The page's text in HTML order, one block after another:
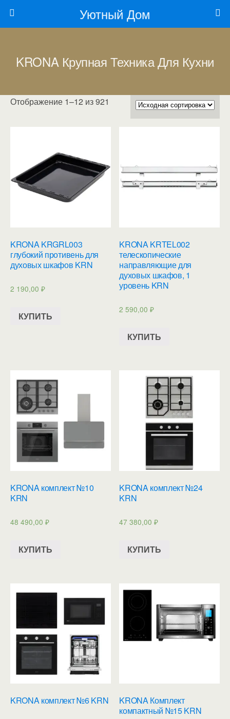
Уютный Дом
KRONA Крупная Техника Для Кухни
Отображение 1–12 из 921
KRONA KRGRL003
глубокий противень для
духовых шкафов KRN
2 190,00 ₽
КУПИТЬ
KRONA KRTEL002
телескопические
направляющие для
духовых шкафов, 1
уровень KRN
2 590,00₽
КУПИТЬ
KRONA комплект №10
KRN
48 490,00 ₽
КУПИТЬ
KRONA комплект №24
KRN
47 380,00₽
КУПИТЬ
KRONA комплект №6 KRN
KRONA Комплект
компактный №15 KRN